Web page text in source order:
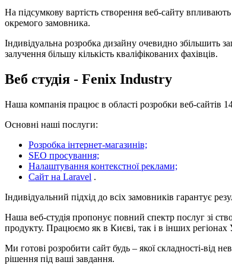
На підсумкову вартість створення веб-сайту
окремого замовника.
Індивідуальна розробка дизайну очевидно збільшить
залучення більшу кількість кваліфікованих фахівців.
Веб студія - Fenix Industry
Наша компанія працює в області розробки веб-сайтів
Основні наші послуги:
Розробка інтернет-магазинів;
SEO просування;
Налаштування контекстної реклами;
Сайт на Laravel .
Індивідуальний підхід до всіх замовників гарантує
Наша веб-студія пропонує повний спектр послуг зі
продукту. Працюємо як в Києві, так і в інших регіонах
Ми готові розробити сайт будь – якої складності-від
рішення під ваші завдання.